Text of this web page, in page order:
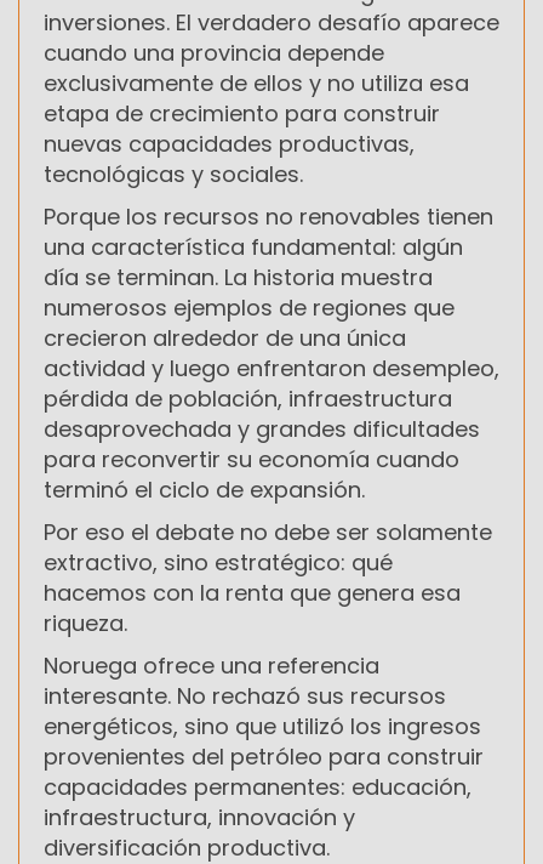
inversiones. El verdadero desafío aparece
cuando una provincia depende
exclusivamente de ellos y no utiliza esa
etapa de crecimiento para construir
nuevas capacidades productivas,
tecnológicas y sociales.
Porque los recursos no renovables tienen
una característica fundamental: algún
día se terminan. La historia muestra
numerosos ejemplos de regiones que
crecieron alrededor de una única
actividad y luego enfrentaron desempleo,
pérdida de población, infraestructura
desaprovechada y grandes dificultades
para reconvertir su economía cuando
terminó el ciclo de expansión.
Por eso el debate no debe ser solamente
extractivo, sino estratégico: qué
hacemos con la renta que genera esa
riqueza.
Noruega ofrece una referencia
interesante. No rechazó sus recursos
energéticos, sino que utilizó los ingresos
provenientes del petróleo para construir
capacidades permanentes: educación,
infraestructura, innovación y
diversificación productiva.